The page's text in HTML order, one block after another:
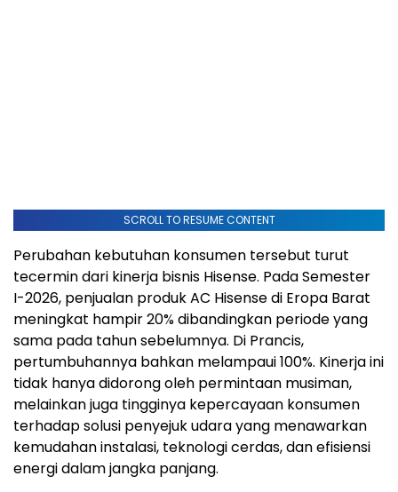
SCROLL TO RESUME CONTENT
Perubahan kebutuhan konsumen tersebut turut
tecermin dari kinerja bisnis Hisense. Pada Semester
I-2026, penjualan produk AC Hisense di Eropa Barat
meningkat hampir 20% dibandingkan periode yang
sama pada tahun sebelumnya. Di Prancis,
pertumbuhannya bahkan melampaui 100%. Kinerja ini
tidak hanya didorong oleh permintaan musiman,
melainkan juga tingginya kepercayaan konsumen
terhadap solusi penyejuk udara yang menawarkan
kemudahan instalasi, teknologi cerdas, dan efisiensi
energi dalam jangka panjang.